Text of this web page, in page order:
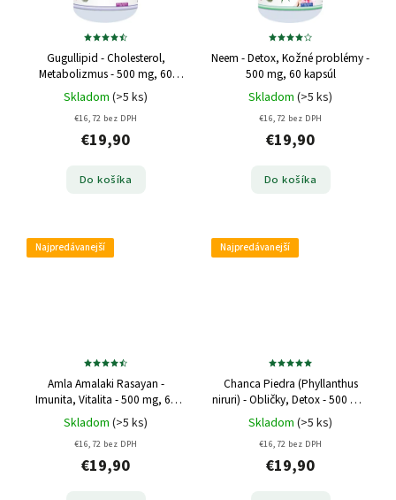
Gugullipid - Cholesterol,
Metabolizmus - 500 mg, 60
kapsúl
Skladom (>5 ks)
€16,72 bez DPH
€19,90
Do košíka
Neem - Detox, Kožné problémy -
500 mg, 60 kapsúl
Skladom (>5 ks)
€16,72 bez DPH
€19,90
Do košíka
Najpredávanejší
Amla Amalaki Rasayan -
Imunita, Vitalita - 500 mg, 60
kapsúl
Skladom (>5 ks)
€16,72 bez DPH
€19,90
Najpredávanejší
Chanca Piedra (Phyllanthus
niruri) - Obličky, Detox - 500 mg,
60 kapsúl
Skladom (>5 ks)
€16,72 bez DPH
€19,90